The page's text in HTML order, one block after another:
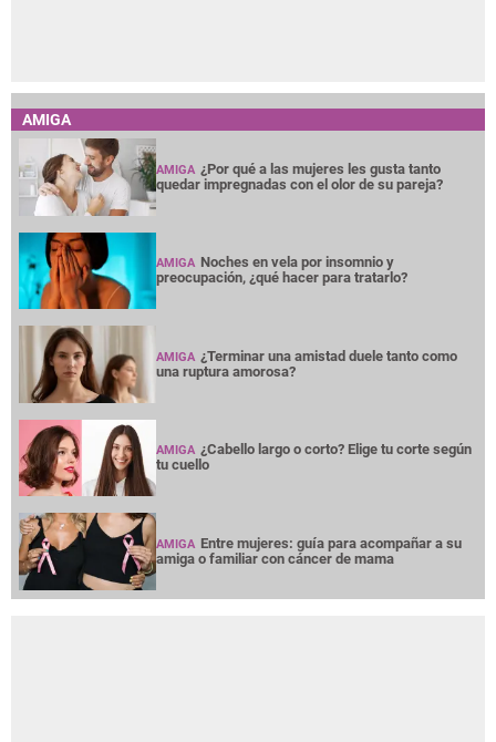
AMIGA
AMIGA ¿Por qué a las mujeres les gusta tanto
quedar impregnadas con el olor de su pareja?
AMIGA Noches en vela por insomnio y
preocupación, ¿qué hacer para tratarlo?
AMIGA ¿Terminar una amistad duele tanto como
una ruptura amorosa?
AMIGA ¿Cabello largo o corto? Elige tu corte según
tu cuello
AMIGA Entre mujeres: guía para acompañar a su
amiga o familiar con cáncer de mama